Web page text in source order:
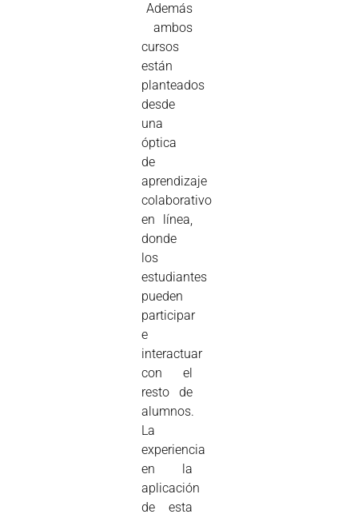
Además
ambos
cursos
están
planteados
desde
una
óptica
de
aprendizaje
colaborativo
en línea,
donde
los
estudiantes
pueden
participar
e
interactuar
con el
resto de
alumnos.
La
experiencia
en la
aplicación
de esta